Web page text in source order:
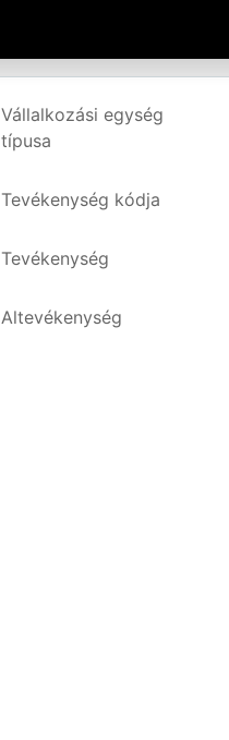
Vállalkozási egység
típusa
Tevékenység kódja
Tevékenység
Altevékenység